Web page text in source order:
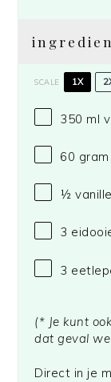
SCALE 1X
350 ml
60 gram
½
3
3
(* Je kunt
dat geval
Direct in je